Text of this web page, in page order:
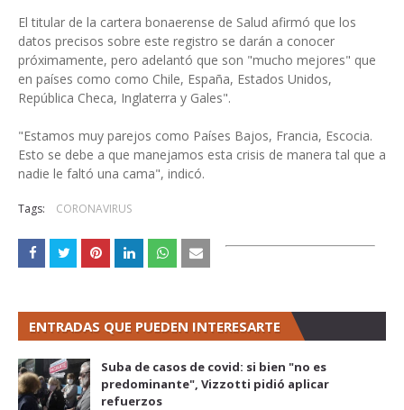
El titular de la cartera bonaerense de Salud afirmó que los
datos precisos sobre este registro se darán a conocer
próximamente, pero adelantó que son "mucho mejores" que
en países como como Chile, España, Estados Unidos,
República Checa, Inglaterra y Gales".
"Estamos muy parejos como Países Bajos, Francia, Escocia.
Esto se debe a que manejamos esta crisis de manera tal que a
nadie le faltó una cama", indicó.
Tags: CORONAVIRUS
ENTRADAS QUE PUEDEN INTERESARTE
Suba de casos de covid: si bien "no es
predominante", Vizzotti pidió aplicar
refuerzos